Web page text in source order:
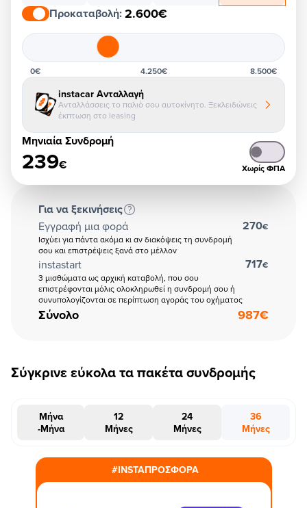
Προκαταβολή:2.600€
0€ 4.250€ 8.500€
instacar Ανταλλαγή
Ανταλλάσσεις το παλιό σου αυτοκίνητο. Ξεκλειδώνεις
έκπτωση στο leasing
Μηνιαία Συνδρομή
239€ Χωρίς ΦΠΑ
Για να ξεκινήσεις
Εγγραφή μια φορά
Ισχύει για πάντα ακόμα κι αν διακόψεις τη συνδρομή
σου και επιστρέψεις ξανά στο μέλλον
270€
instastart
3 μισθώματα ως αρχική καταβολή, που σου
επιστρέφονται μόλις ολοκληρωθεί η συνδρομή σου ή
συνυπολογίζονται σε περίπτωση αγοράς του οχήματος
717€
Σύνολο 987€
Σύγκρινε εύκολα τα πακέτα συνδρομής
Μήνα
-Μήνα
12
Μήνες
24
Μήνες
36
Μήνες
#INSTAΠΡΟΣΦΟΡΑ